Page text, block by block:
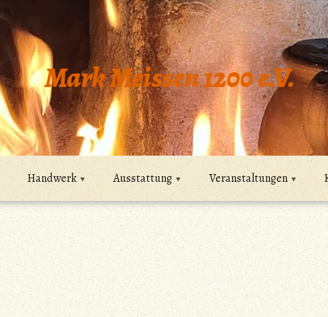
Mark Meissen 1200 e.V.
Handwerk Ausstattung Veranstaltungen